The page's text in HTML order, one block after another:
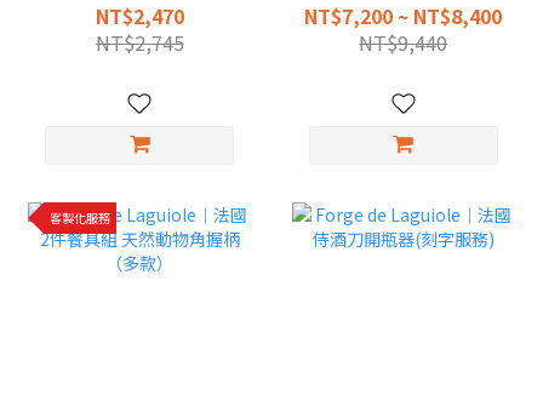
NT$2,470
NT$2,745
（多款）
NT$7,200 ~ NT$8,400
NT$9,440
客製化服務